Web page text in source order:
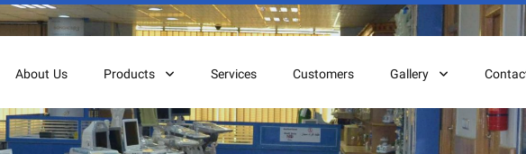
About Us Products Services Customers Gallery